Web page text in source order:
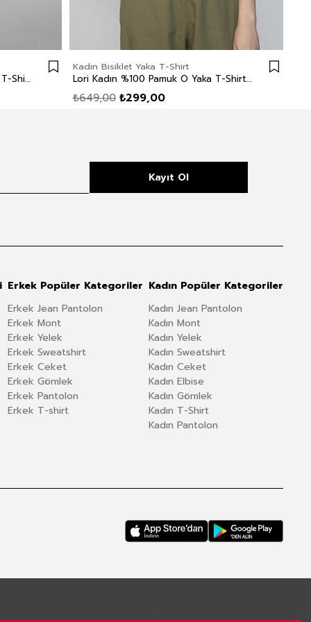
Addy Kadın %100 Pamuk O Yaka T-Shirt Açık Haki
Kadın Bisiklet Yaka T-Shirt
Lori Kadın %100 Pamuk O Yaka T-Shirt Siyah
₺299,00
₺649,00
Kayıt Ol
Erkek Popüler Kategoriler
Erkek Jean Pantolon
Erkek Mont
Erkek Yelek
Erkek Sweatshirt
Erkek Ceket
Erkek Gömlek
Erkek Pantolon
Erkek T-shirt
Kadın Popüler Kategoriler
Kadın Jean Pantolon
Kadın Mont
Kadın Yelek
Kadın Sweatshirt
Kadın Ceket
Kadın Elbise
Kadın Gömlek
Kadın T-Shirt
Kadın Pantolon